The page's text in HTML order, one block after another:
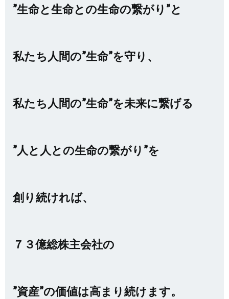
”生命と生命との生命の繋がり”と
私たち人間の”生命”を守り、
私たち人間の”生命”を未来に繋げる
”人と人との生命の繋がり”を
創り続ければ、
７３億総株主会社の
”資産”の価値は高まり続けます。